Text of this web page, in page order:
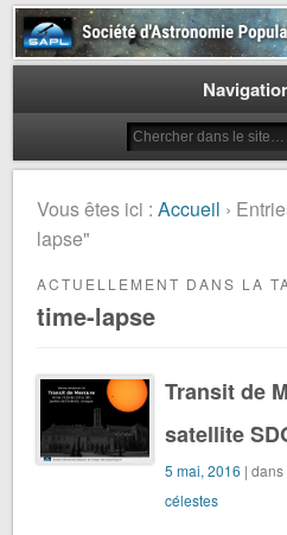
Société
de
Vous êtes ici : Accueil ›
lapse"
ACTUELLEMENT DANS LA
time-lapse
Transit de
satellite
5 mai, 2016 |
célestes